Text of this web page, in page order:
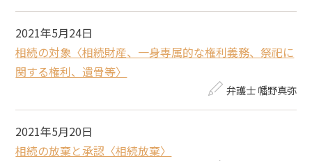
2021年5月24日
相続の対象〈相続財産、一身専属的な権利義務、祭祀に
関する権利、遺骨等〉
弁護士 幡野真弥
2021年5月20日
相続の放棄と承認〈相続放棄〉